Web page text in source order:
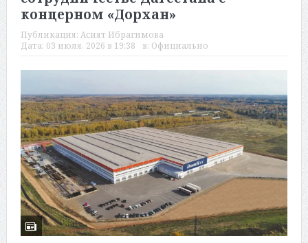
концерном «Дорхан»
Публикация: Асият Ибрагимова
Дата: 03 июля, 2026 в 19:38 в: Официально